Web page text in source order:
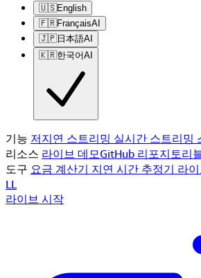
🇺🇸English
🇫🇷FrançaisAI
🇯🇵日本語AI
🇰🇷한국어AI
기능 저지연 스트리밍 실시간 스트리밍
리소스 라이브 데모GitHub 리포지토리
도구 요금 계산기 지연 시간 추정기 라
LL
라이브 시작